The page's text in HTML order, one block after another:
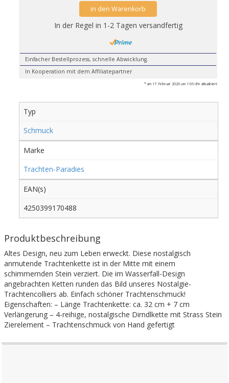
in den Warenkorb
In der Regel in 1-2 Tagen versandfertig
Einfacher Bestellprozess, schnelle Abwicklung.
In Kooperation mit dem Affiliatepartner
* am 17. Februar 2020 um 1:06 Uhr aktualisiert
Typ
Schmuck
Marke
Trachten-Paradies
EAN(s)
4250399170488
Produktbeschreibung
Altes Design, neu zum Leben erweckt. Diese nostalgisch
anmutende Trachtenkette ist in der Mitte mit einem
schimmernden Stein verziert. Die im Wasserfall-Design
angebrachten Ketten runden das Bild unseres Nostalgie-
Trachtencolliers ab. Einfach schöner Trachtenschmuck!
Eigenschaften: – Länge Trachtenkette: ca. 32 cm + 7 cm
Verlängerung – 4-reihige, nostalgische Dirndlkette mit Strass Stein
Zierelement – Trachtenschmuck von Hand gefertigt